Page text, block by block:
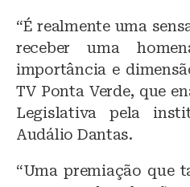
“É realmente uma
receber uma
importância e
TV Ponta Verde, que
Legislativa pela
Audálio Dantas.
“Uma premiação que